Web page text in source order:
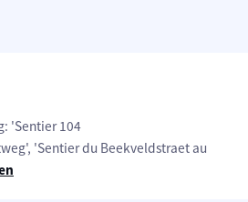
'Sentier 104
'Sentier du Beekveldstraet au